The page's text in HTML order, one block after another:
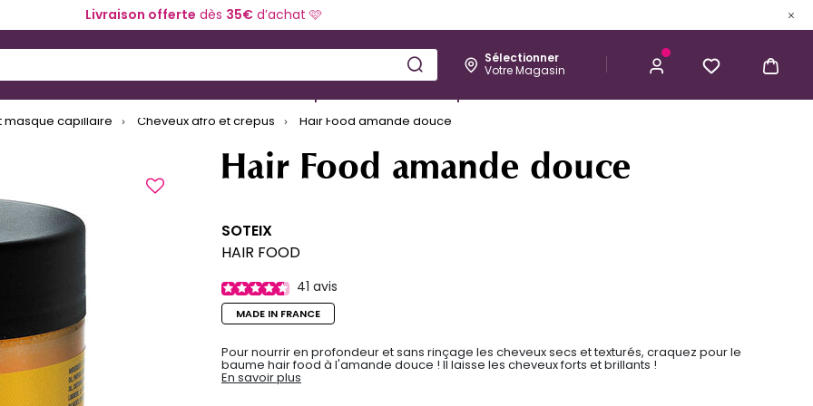
Livraison offerte dès 35€d’achat 🩷
Sélectionner
Votre Magasin
de coiffure Coloration et technique Esthétique Homme Kérastase
masque capillaire Cheveux afro et crépus Hair Food amande douce
Hair Food amande douce
SOTEIX
HAIR FOOD
41 avis
MADE IN FRANCE
Pour nourrir en profondeur et sans rinçage les cheveux secs et texturés, craquez pour le
baume hair food à l'amande douce ! Il laisse les cheveux forts et brillants !
En savoir plus